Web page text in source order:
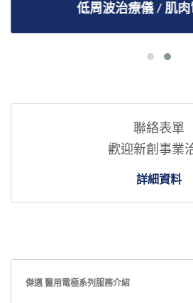
低周波治療儀 / 肌
聯絡表單
歡迎新創事業
詳細資料
傑邁 醫用電極系列服務介紹